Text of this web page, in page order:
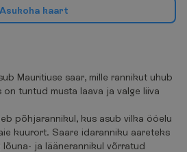
Asukoha kaart
Mauritiuse saar, mille rannikut uhub
on tuntud musta laava ja valge liiva
põhjarannikul, kus asub vilka ööelu
kuurort. Saare idaranniku aareteks
ja läänerannikul võrratud